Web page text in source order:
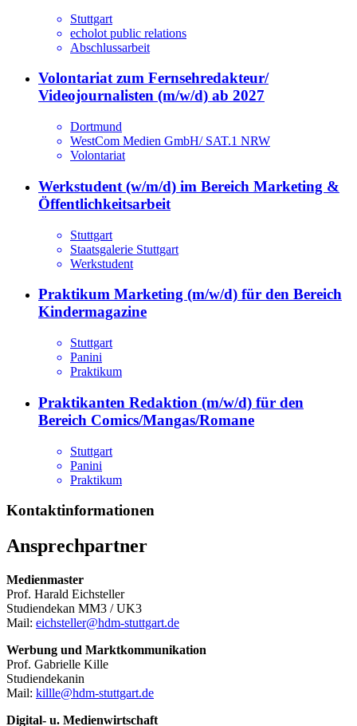
Stuttgart
echolot public relations
Abschlussarbeit
Volontariat zum Fernsehredakteur/
Videojournalisten (m/w/d) ab 2027
Dortmund
WestCom Medien GmbH/ SAT.1 NRW
Volontariat
Werkstudent (w/m/d) im Bereich Marketing &
Öffentlichkeitsarbeit
Stuttgart
Staatsgalerie Stuttgart
Werkstudent
Praktikum Marketing (m/w/d) für den Bereich
Kindermagazine
Stuttgart
Panini
Praktikum
Praktikanten Redaktion (m/w/d) für den
Bereich Comics/Mangas/Romane
Stuttgart
Panini
Praktikum
Kontaktinformationen
Ansprechpartner
Medienmaster
Prof. Harald Eichsteller
Studiendekan MM3 / UK3
Mail: eichsteller@hdm-stuttgart.de
Werbung und Marktkommunikation
Prof. Gabrielle Kille
Studiendekanin
Mail: killle@hdm-stuttgart.de
Digital- u. Medienwirtschaft